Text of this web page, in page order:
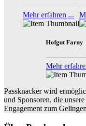
Mehr erfahren ...
Hofgut Farny
Mehr
Passknacker wird
und Sponsoren, die
Engagement zum